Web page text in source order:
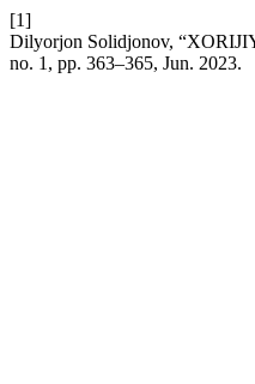
[1]
Dilyorjon Solidjonov,
no. 1, pp. 363–365, Jun. 2023.